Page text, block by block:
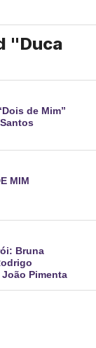
"Duca
de Mim”
MIM
Bruna
Pimenta